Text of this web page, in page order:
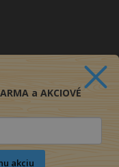
a AKCIOVÉ
akciu